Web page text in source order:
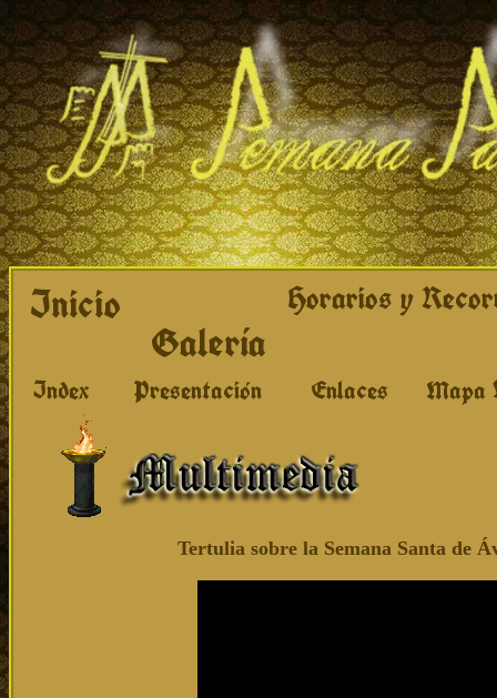
Inicio
Galería
Horarios y
Index Presentación Enlaces Mapa
Tertulia sobre la Semana Santa de